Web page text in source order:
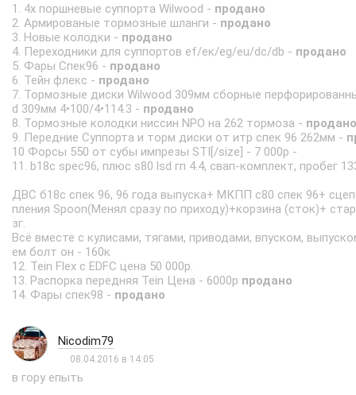
1. 4х поршневые суппорта Wilwood - продано
2. Армированые тормозные шланги - продано
3. Новые колодки - продано
4. Переходники для суппортов ef/ек/еg/eu/dc/db - продано
5. Фары Спек96 - продано
6. Тейн флекс - продано
7. Тормозные диски Wilwood 309мм сборные
d 309мм 4•100/4•114.3 - продано
8. Тормозные колодки ниссин NPO на 262 тормоза - продано
9. Передние Суппорта и торм диски от итр спек 96 262мм -
10 Форсы 550 от субы импрезы STI[/size] - 7 000р -
11. b18c spec96, плюс s80 lsd гп 4.4, свап-комплект, пробег
ДВС б18с спек 96, 96 года выпуска+ МКПП с80 спек 96+
пления Spoon(Менял сразу по приходу)+корзина (сток)+
зг.
Всё вместе с кулисами, тягами, приводами, впуском,
ем болт он - 160к
12. Tein Flex c EDFC цена 50 000р.
13. Распорка передняя Tein Цена - 6000р продано
14. Фары спек98 - продано
Nicodim79
08.04.2016 в 14:05
в гору епыть